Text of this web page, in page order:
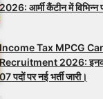
2026: आर्मी कैंटीन में विभिन्न
Income Tax MPCG
Recruitment 2026:
07 पदों पर नई भर्ती जारी।